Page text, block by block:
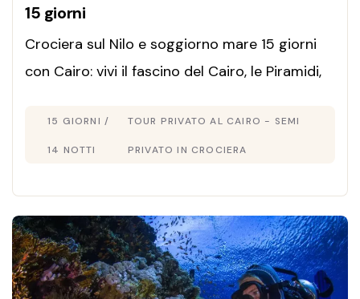
15 giorni
Crociera sul Nilo e soggiorno mare 15 giorni
con Cairo: vivi il fascino del Cairo, le Piramidi,
il tour Egitto 15 giorni ideale!
15 GIORNI /
14 NOTTI
TOUR PRIVATO AL CAIRO - SEMI
PRIVATO IN CROCIERA